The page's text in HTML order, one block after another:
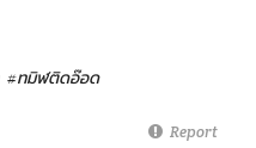
#ทมิฬติดอ๊อด
Report